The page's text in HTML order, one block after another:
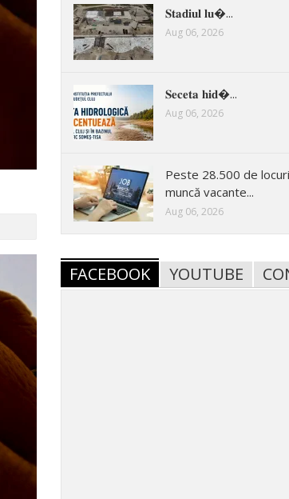
𝐒𝐭𝐚𝐝𝐢𝐮𝐥 𝐥𝐮�...
Aug 06, 2026
𝐒𝐞𝐜𝐞𝐭𝐚 𝐡𝐢𝐝�...
Aug 06, 2026
Peste 28.500 de
muncă vacante...
Aug 06, 2026
FACEBOOK YOUTUBE